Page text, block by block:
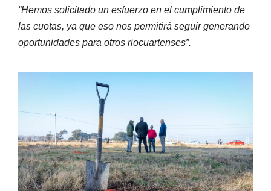
“Hemos solicitado un esfuerzo en el cumplimiento de
las cuotas, ya que eso nos permitirá seguir generando
oportunidades para otros riocuartenses”.